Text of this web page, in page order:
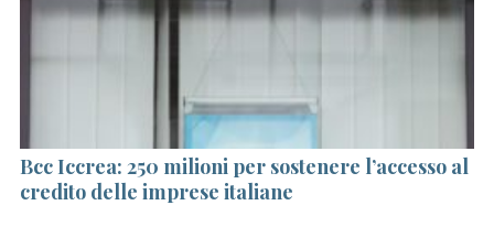
Bcc Iccrea: 250 milioni per sostenere l’accesso al
credito delle imprese italiane
S